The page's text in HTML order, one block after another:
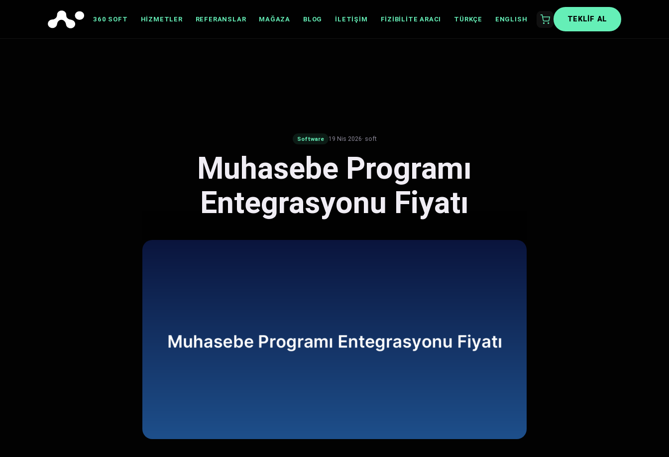
360 SOFT HIZMETLER REFERANSLAR MAĞAZA BLOG İLETIŞIM FIZIBILITE ARACI TÜRKÇE ENGLISH TEKLIF AL
Software 19 Nis 2026· soft
Muhasebe Programı
Entegrasyonu Fiyatı